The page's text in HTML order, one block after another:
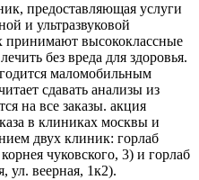
предоставляющая услуги
и ультразвуковой
принимают высококлассные
без вреда для здоровья.
маломобильным
сдавать анализы из
на все заказы. акция
в клиниках москвы и
двух клиник: горлаб
чуковского, 3) и горлаб
ул. веерная, 1к2).